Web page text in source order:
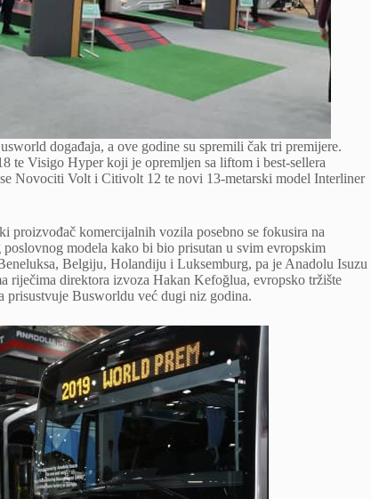
događaja, a ove godine su spremili čak tri premijere.
te Visigo Hyper koji je opremljen sa liftom i best-sellera
Novociti Volt i Citivolt 12 te novi 13-metarski model Interliner
proizvođač komercijalnih vozila posebno se fokusira na
modela kako bi bio prisutan u svim evropskim
Belgiju, Holandiju i Luksemburg, pa je Anadolu Isuzu
riječima direktora izvoza Hakan Kefoğlua, evropsko tržište
prisustvuje Busworldu već dugi niz godina.